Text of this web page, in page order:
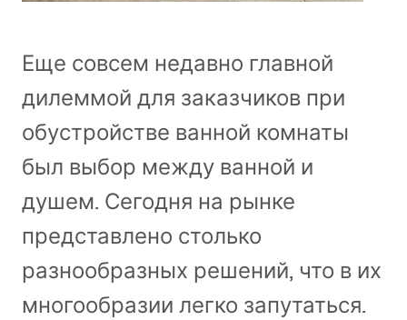
Еще совсем недавно главной
дилеммой для заказчиков при
обустройстве ванной комнаты
был выбор между ванной и
душем. Сегодня на рынке
представлено столько
разнообразных решений, что в их
многообразии легко запутаться.